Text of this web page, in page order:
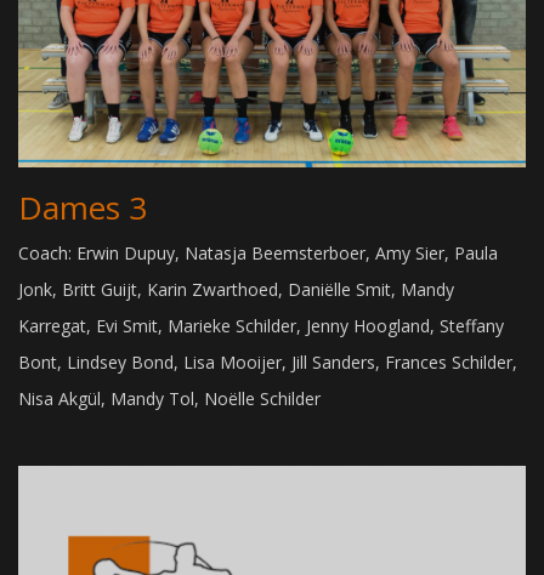
Dames 3
Coach: Erwin Dupuy, Natasja Beemsterboer, Amy Sier, Paula
Jonk, Britt Guijt, Karin Zwarthoed, Daniëlle Smit, Mandy
Karregat, Evi Smit, Marieke Schilder, Jenny Hoogland, Steffany
Bont, Lindsey Bond, Lisa Mooijer, Jill Sanders, Frances Schilder,
Nisa Akgül, Mandy Tol, Noëlle Schilder